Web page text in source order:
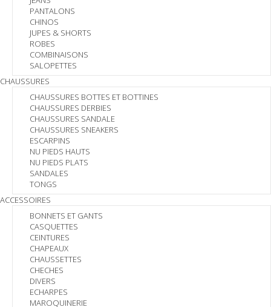
PANTALONS
CHINOS
JUPES & SHORTS
ROBES
COMBINAISONS
SALOPETTES
CHAUSSURES
CHAUSSURES BOTTES ET BOTTINES
CHAUSSURES DERBIES
CHAUSSURES SANDALE
CHAUSSURES SNEAKERS
ESCARPINS
NU PIEDS HAUTS
NU PIEDS PLATS
SANDALES
TONGS
ACCESSOIRES
BONNETS ET GANTS
CASQUETTES
CEINTURES
CHAPEAUX
CHAUSSETTES
CHECHES
DIVERS
ECHARPES
MAROQUINERIE